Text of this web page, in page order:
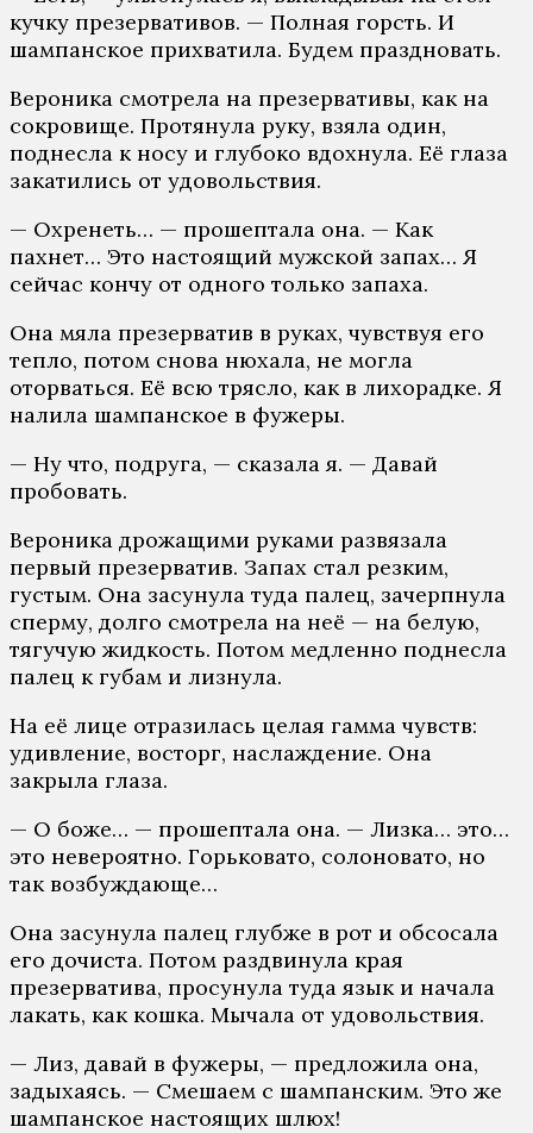
кучку презервативов. — Полная горсть. И
шампанское прихватила. Будем праздновать.
Вероника смотрела на презервативы, как на
сокровище. Протянула руку, взяла один,
поднесла к носу и глубоко вдохнула. Её глаза
закатились от удовольствия.
— Охренеть… — прошептала она. — Как
пахнет… Это настоящий мужской запах… Я
сейчас кончу от одного только запаха.
Она мяла презерватив в руках, чувствуя его
тепло, потом снова нюхала, не могла
оторваться. Её всю трясло, как в лихорадке. Я
налила шампанское в фужеры.
— Ну что, подруга, — сказала я. — Давай
пробовать.
Вероника дрожащими руками развязала
первый презерватив. Запах стал резким,
густым. Она засунула туда палец, зачерпнула
сперму, долго смотрела на неё — на белую,
тягучую жидкость. Потом медленно поднесла
палец к губам и лизнула.
На её лице отразилась целая гамма чувств:
удивление, восторг, наслаждение. Она
закрыла глаза.
— О боже… — прошептала она. — Лизка… это…
это невероятно. Горьковато, солоновато, но
так возбуждающе…
Она засунула палец глубже в рот и обсосала
его дочиста. Потом раздвинула края
презерватива, просунула туда язык и начала
лакать, как кошка. Мычала от удовольствия.
— Лиз, давай в фужеры, — предложила она,
задыхаясь. — Смешаем с шампанским. Это же
шампанское настоящих шлюх!